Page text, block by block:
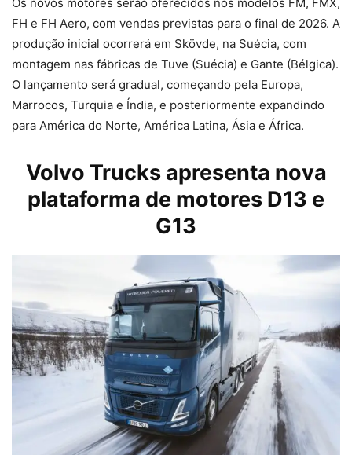
FH e FH Aero, com vendas previstas para o final de 2026. A
produção inicial ocorrerá em Skövde, na Suécia, com
montagem nas fábricas de Tuve (Suécia) e Gante (Bélgica).
O lançamento será gradual, começando pela Europa,
Marrocos, Turquia e Índia, e posteriormente expandindo
para América do Norte, América Latina, Ásia e África.
Volvo Trucks apresenta nova
plataforma de motores D13 e
G13